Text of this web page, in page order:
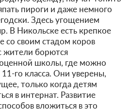
пироги и даже немного
Здесь угощением
В Никольске есть крепкое
со своим стадом коров
жители борются
школы, где можно
го класса. Они уверены,
только когда детям
в интернат. Развитие
вложиться в это